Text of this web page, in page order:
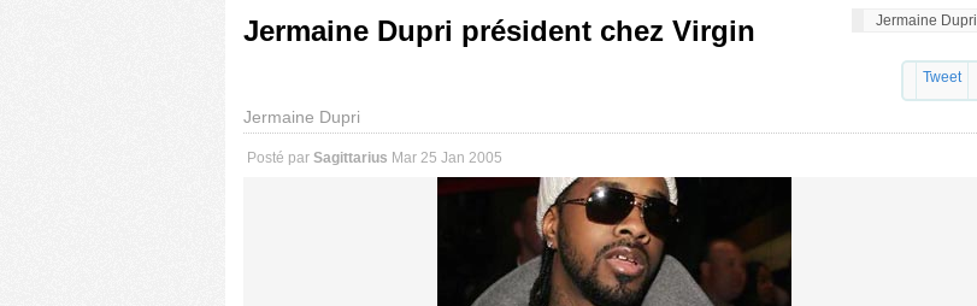
Jermaine Dupri
Jermaine Dupri président chez Virgin
Tweet
Jermaine Dupri
Posté par Sagittarius Mar 25 Jan 2005